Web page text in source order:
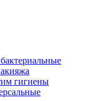
гигиены